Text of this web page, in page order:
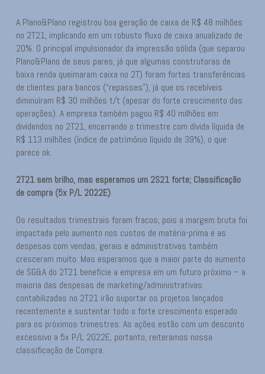
A Plano&Plano registrou boa geração de caixa de R$ 48 milhões
no 2T21, implicando em um robusto fluxo de caixa anualizado de
20%. O principal impulsionador da impressão sólida (que separou
Plano&Plano de seus pares, já que algumas construtoras de
baixa renda queimaram caixa no 2T) foram fortes transferências
de clientes para bancos (“repasses”), já que os recebíveis
diminuíram R$ 30 milhões t/t (apesar do forte crescimento das
operações). A empresa também pagou R$ 40 milhões em
dividendos no 2T21, encerrando o trimestre com dívida líquida de
R$ 113 milhões (índice de patrimônio líquido de 39%), o que
parece ok.
2T21 sem brilho, mas esperamos um 2S21 forte; Classificação
de compra (5x P/L 2022E)
Os resultados trimestrais foram fracos, pois a margem bruta foi
impactada pelo aumento nos custos de matéria-prima e as
despesas com vendas, gerais e administrativas também
cresceram muito. Mas esperamos que a maior parte do aumento
de SG&A do 2T21 beneficie a empresa em um futuro próximo – a
maioria das despesas de marketing/administrativas
contabilizadas no 2T21 irão suportar os projetos lançados
recentemente e sustentar todo o forte crescimento esperado
para os próximos trimestres. As ações estão com um desconto
excessivo a 5x P/L 2022E, portanto, reiteramos nossa
classificação de Compra.